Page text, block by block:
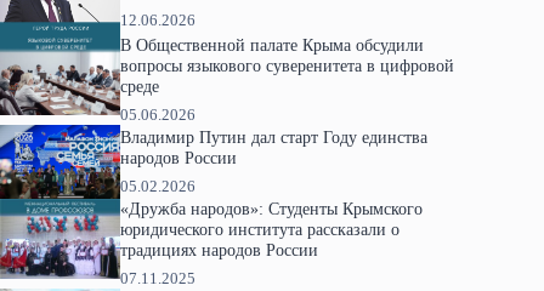
12.06.2026
В Общественной палате Крыма обсудили
вопросы языкового суверенитета в цифровой
среде
05.06.2026
Владимир Путин дал старт Году единства
народов России
05.02.2026
«Дружба народов»: Студенты Крымского
юридического института рассказали о
традициях народов России
07.11.2025